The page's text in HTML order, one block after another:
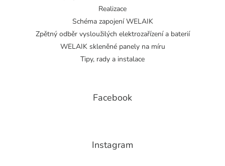
Realizace
Schéma zapojení WELAIK
Zpětný odběr vysloužilých elektrozařízení a baterií
WELAIK skleněné panely na míru
Tipy, rady a instalace
Facebook
Instagram